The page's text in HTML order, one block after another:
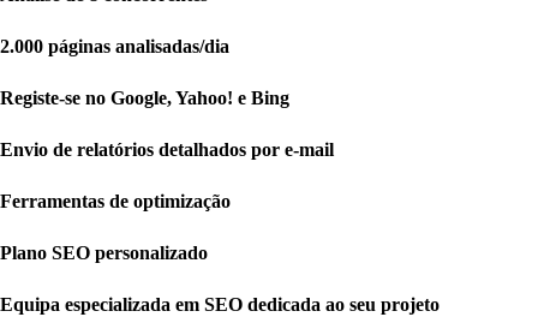
2.000 páginas analisadas/dia
Registe-se no Google, Yahoo! e Bing
Envio de relatórios detalhados por e-mail
Ferramentas de optimização
Plano SEO personalizado
Equipa especializada em SEO dedicada ao seu projeto